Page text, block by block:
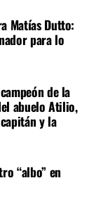
Matías Dutto:
para lo
de la
abuelo Atilio,
y la
“albo” en